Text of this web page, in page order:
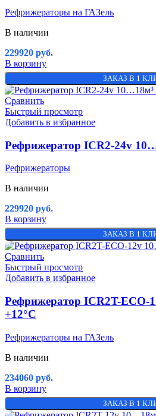
Рефрижераторы на ГАЗель
В наличии
229920 руб.
В корзину
ЗАКАЗ В 1
Сравнить
Быстрый просмотр
Добавить в избранное
Рефрижератор ICR2-24v
Рефрижераторы
В наличии
229920 руб.
В корзину
ЗАКАЗ В 1
Сравнить
Быстрый просмотр
Добавить в избранное
Рефрижератор ICR2T-
+12°C
Рефрижераторы на ГАЗель
В наличии
234060 руб.
В корзину
ЗАКАЗ В 1